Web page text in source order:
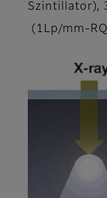
Szintillator),
(1Lp/mm-